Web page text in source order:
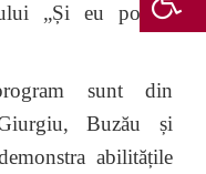
„Și eu pot fi
sunt din
Buzău și
abilitățile